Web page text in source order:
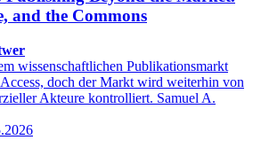
and the Commons
wissenschaftlichen Publikationsmarkt
doch der Markt wird weiterhin von
Akteure kontrolliert. Samuel A.